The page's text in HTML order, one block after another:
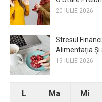
20 IULIE 2026
Stresul
Alimentația Și
19 IULIE 2026
L Ma Mi